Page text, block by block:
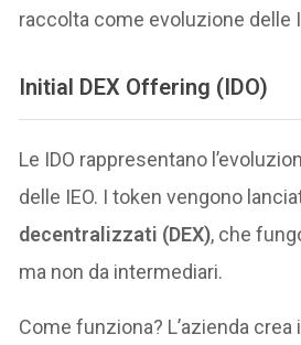
raccolta come evoluzione delle
Initial DEX Offering (IDO)
Le IDO rappresentano
delle IEO. I token vengono
decentralizzati (DEX), che
ma non da intermediari.
Come funziona? L’azienda